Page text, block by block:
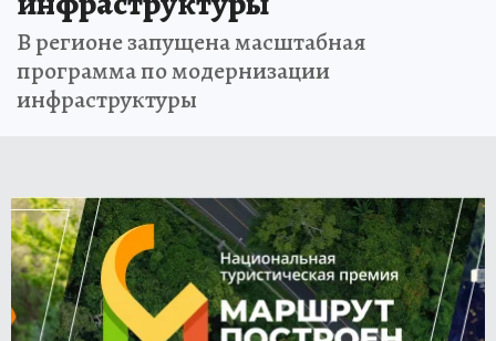
В регионе запущена масштабная
программа по модернизации
инфраструктуры